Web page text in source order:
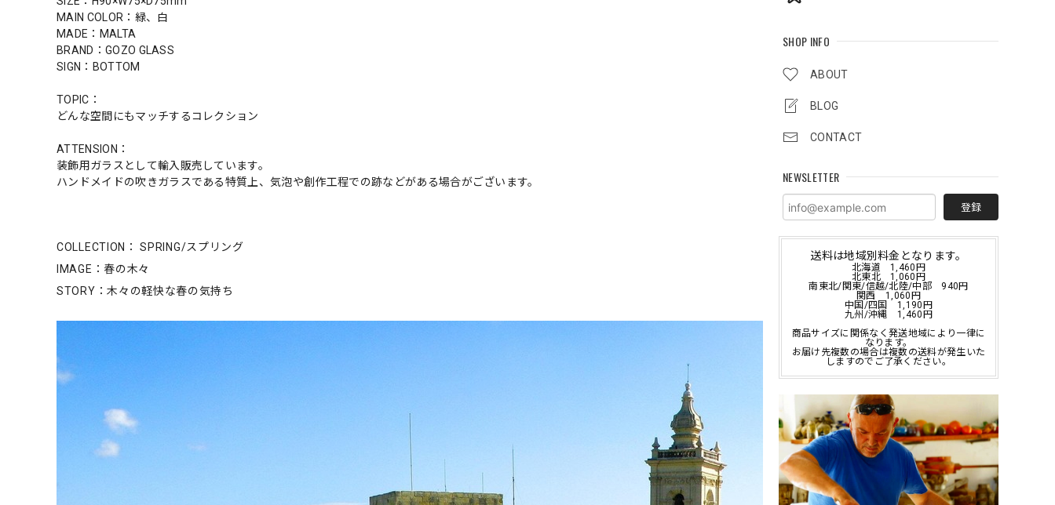
SHOP INFO
ABOUT
BLOG
CONTACT
NEWSLETTER
登録
送料は地域別料金となります。
北海道 1,460円
北東北 1,060円
南東北/関東/信越/北陸/中部 940円
関西 1,060円
中国/四国 1,190円
九州/沖縄 1,460円
商品サイズに関係なく発送地域により一律に
なります。
お届け先複数の場合は複数の送料が発生いた
しますのでご了承ください。
MAIN COLOR：緑、白
MADE：MALTA
BRAND：GOZO GLASS
SIGN：BOTTOM
TOPIC：
どんな空間にもマッチするコレクション
ATTENSION：
装飾用ガラスとして輸入販売しています。
ハンドメイドの吹きガラスである特質上、気泡や創作工程での跡などがある場合がございます。
COLLECTION： SPRING/スプリング
IMAGE：春の木々
STORY：木々の軽快な春の気持ち